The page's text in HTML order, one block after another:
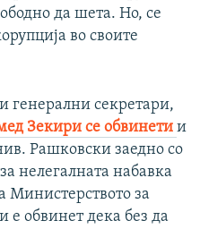
да шета. Но, се
во своите
генерални секретари,
Зекири се обвинети и
Рашковски заедно со
нелегалната набавка
Министерството за
обвинет дека без да